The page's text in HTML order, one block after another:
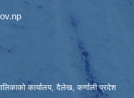
कार्यालय, दैलेख, कर्णाली प्रदेश